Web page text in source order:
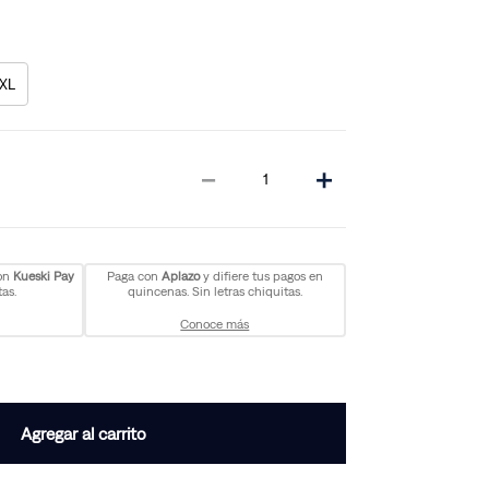
XL
＋
－
Kueski Pay
Paga con Aplazoy difiere tus pagos en
quincenas. Sin letras chiquitas.
Conoce más
Agregar al carrito